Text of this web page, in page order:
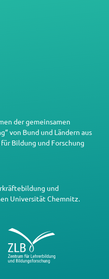
der gemeinsamen
von Bund und Ländern aus
Bildung und Forschung
und
Universität Chemnitz.